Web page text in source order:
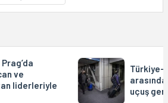
ve
liderleriyle
Türkiye-
uçuş